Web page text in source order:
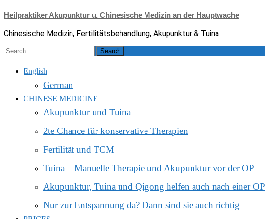
Skip
content
Heilpraktiker Akupunktur u. Chinesische Medizin an der Hauptwache
Chinesische Medizin, Fertilitätsbehandlung, Akupunktur & Tuina
Search
for:
English
German
CHINESE MEDICINE
Akupunktur und Tuina
2te Chance für konservative Therapien
Fertilität und TCM
Tuina – Manuelle Therapie und Akupunktur vor der OP
Akupunktur, Tuina und Qigong helfen auch nach einer OP
Nur zur Entspannung da? Dann sind sie auch richtig